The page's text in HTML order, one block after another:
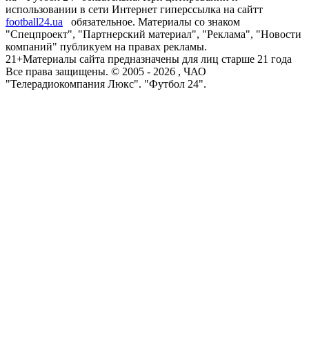
использовании в сети Интернет гиперссылка на сайтт
football24.ua
обязательное. Материалы со знаком
"Спецпроект", "Партнерский материал", "Реклама", "Новости
компаний" публикуем на правах рекламы.
21+Материалы сайта предназначены для лиц старше 21 года
Все права защищены. © 2005 - 2026 , ЧАО
"Телерадиокомпания Люкс". "Футбол 24".